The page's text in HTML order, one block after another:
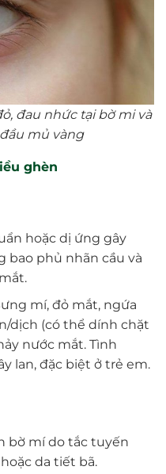
đau nhức tại bờ mi và
mủ vàng
ghèn
hoặc dị ứng gây
bao phủ nhãn cầu và
mí, đỏ mắt, ngứa
dịch (có thể dính chặt
nước mắt. Tình
lan, đặc biệt ở trẻ em.
bờ mí do tắc tuyến
da tiết bã.